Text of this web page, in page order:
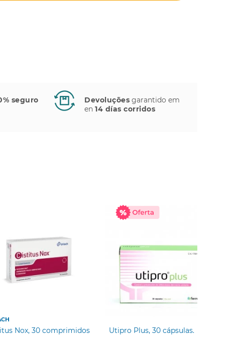
seguro
Devoluções garantido em
en 14 días corridos
Nox, 30 comprimidos Utipro Plus, 30 cápsulas.